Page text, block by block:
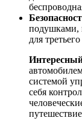
подушками,
для
системой
себя
путешествие